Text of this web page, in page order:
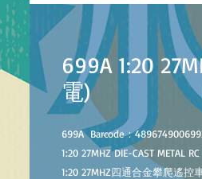
699A 1:20
電)
699A Barcode：
1:20 27MHZ DIE-CAST METAL
1:20 27MHZ四通合金攀爬遙控